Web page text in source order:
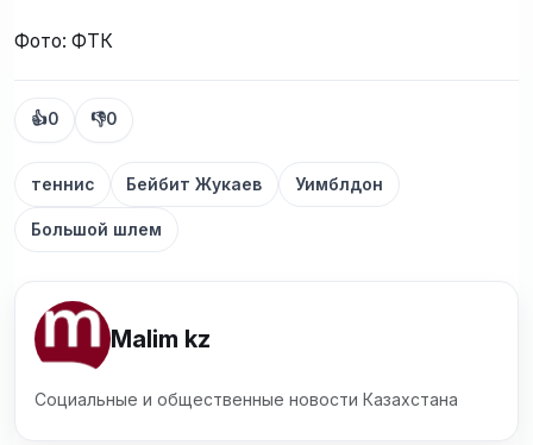
Фото: ФТК
👍0 👎0
теннис Бейбит Жукаев Уимблдон
Большой шлем
Malim kz
Социальные и общественные новости Казахстана